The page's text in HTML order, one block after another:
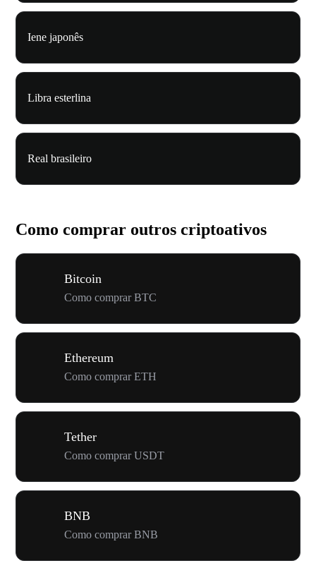
Iene japonês
Libra esterlina
Real brasileiro
Como comprar outros criptoativos
Bitcoin
Como comprar BTC
Ethereum
Como comprar ETH
Tether
Como comprar USDT
BNB
Como comprar BNB